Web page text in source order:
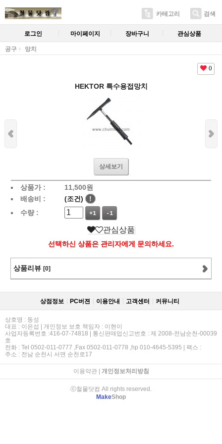
카테고리 검색
로그인 마이페이지 장바구니 관심상품
공구 망치
0
HEKTOR 특수용접망치
상세보기
상품가 : 11,500원
배송비 :
(조건)
!
수량 :
+1 -1
관심상품
선택하신 상품은 관리자에게 문의하세요.
상품리뷰 [0]
상점정보 PC버젼 이용안내 고객센터 커뮤니티
상호명 : 동성
대표 : 이은섭 | 개인정보 보호 책임자 : 이현이
사업자등록번호 :416-07-74818 | 통신판매업신고번호 : 제 2008-전남순천-00039
호
전화 : Tel 0502-011-0777 ,Fax 0502-011-0778 ,hp 010-4645-5395 | 팩스 :
주소 : 전남 순천시 서면 순천로17
이용약관| 개인정보처리방침
ⓒ철물닷컴 All rights reserved.
MakeShop